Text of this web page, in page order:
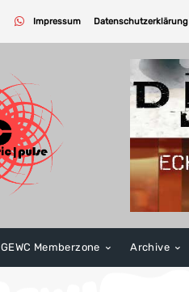
Impressum Datenschutzerklärung
GEWC Memberzone Archive